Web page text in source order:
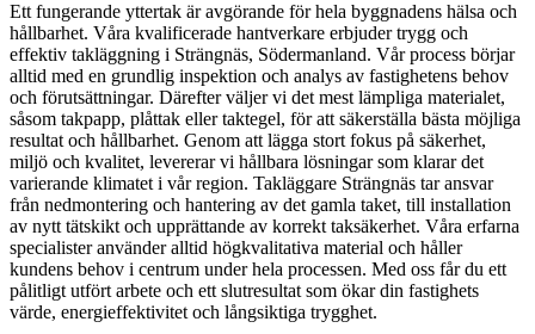
Ett fungerande yttertak är avgörande för hela byggnadens hälsa och
hållbarhet. Våra kvalificerade hantverkare erbjuder trygg och
effektiv takläggning i Strängnäs, Södermanland. Vår process börjar
alltid med en grundlig inspektion och analys av fastighetens behov
och förutsättningar. Därefter väljer vi det mest lämpliga materialet,
såsom takpapp, plåttak eller taktegel, för att säkerställa bästa möjliga
resultat och hållbarhet. Genom att lägga stort fokus på säkerhet,
miljö och kvalitet, levererar vi hållbara lösningar som klarar det
varierande klimatet i vår region. Takläggare Strängnäs tar ansvar
från nedmontering och hantering av det gamla taket, till installation
av nytt tätskikt och upprättande av korrekt taksäkerhet. Våra erfarna
specialister använder alltid högkvalitativa material och håller
kundens behov i centrum under hela processen. Med oss får du ett
pålitligt utfört arbete och ett slutresultat som ökar din fastighets
värde, energieffektivitet och långsiktiga trygghet.